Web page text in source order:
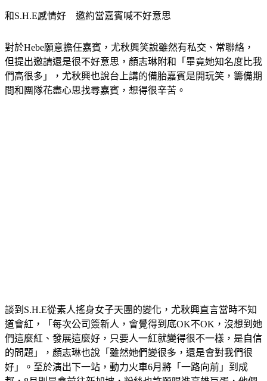
和S.H.E感情好　邀約當嘉賓喊不好意思
對於Hebe願意擔任嘉賓，尤秋興笑說雖然有私交、常聯絡，
但提出邀請還是很不好意思，顏志琳附和「畢竟她知名度比我
們高很多」，尤秋興也說台上講的備胎嘉賓是開玩笑，籌備期
間和團隊花盡心思找尋嘉賓，想得很辛苦。
談到S.H.E從素人搖身女子天團的變化，尤秋興直言當時不知
道會紅，「每次公司簽新人，會覺得到底OK不OK，沒想到她
們這麼紅、發展這麼好，只要人一紅就變得很不一樣，是自信
的問題」，顏志琳也說「雖然她們變很多，還是會對我們很
好」。至於演出下一站，動力火車6月將「一路向前」到成